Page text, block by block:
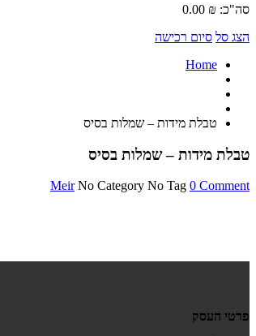
סה"כ:
0.00 ₪
הצג סל סיום רכישה
Home
טבלת מידות – שמלות בסיס
טבלת מידות – שמלות בסיס
Meir No Category No Tag 0 Comment
פרטי העסק